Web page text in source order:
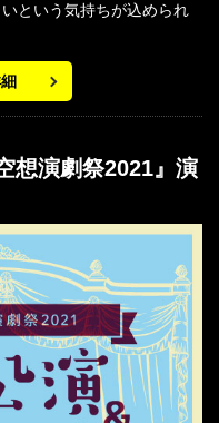
という気持ちが込められ
想演劇祭2021』演